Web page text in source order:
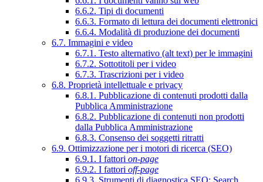
6.6.2. Tipi di documenti
6.6.3. Formato di lettura dei documenti elettronici
6.6.4. Modalità di produzione dei documenti
6.7. Immagini e video
6.7.1. Testo alternativo (alt text) per le immagini
6.7.2. Sottotitoli per i video
6.7.3. Trascrizioni per i video
6.8. Proprietà intellettuale e privacy
6.8.1. Pubblicazione di contenuti prodotti dalla
Pubblica Amministrazione
6.8.2. Pubblicazione di contenuti non prodotti
dalla Pubblica Amministrazione
6.8.3. Consenso dei soggetti ritratti
6.9. Ottimizzazione per i motori di ricerca (SEO)
6.9.1. I fattori on-page
6.9.2. I fattori off-page
6.9.3. Strumenti di diagnostica SEO: Search